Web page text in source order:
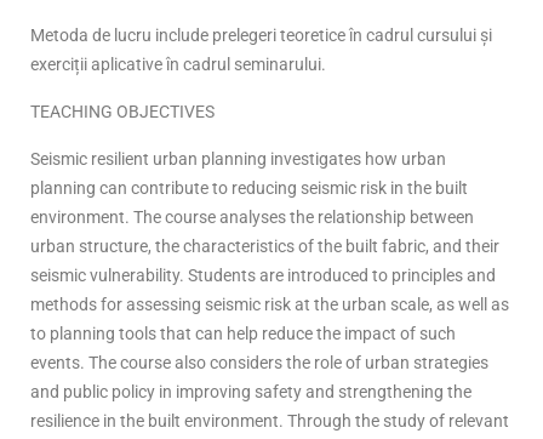
Metoda de lucru include prelegeri teoretice în cadrul cursului și
exerciții aplicative în cadrul seminarului.
TEACHING OBJECTIVES
Seismic resilient urban planning investigates how urban
planning can contribute to reducing seismic risk in the built
environment. The course analyses the relationship between
urban structure, the characteristics of the built fabric, and their
seismic vulnerability. Students are introduced to principles and
methods for assessing seismic risk at the urban scale, as well as
to planning tools that can help reduce the impact of such
events. The course also considers the role of urban strategies
and public policy in improving safety and strengthening the
resilience in the built environment. Through the study of relevant